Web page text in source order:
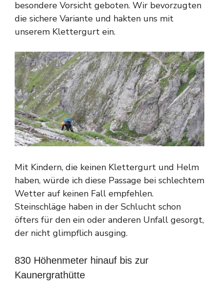
besondere Vorsicht geboten. Wir bevorzugten
die sichere Variante und hakten uns mit
unserem Klettergurt ein.
Mit Kindern, die keinen Klettergurt und Helm
haben, würde ich diese Passage bei schlechtem
Wetter auf keinen Fall empfehlen.
Steinschläge haben in der Schlucht schon
öfters für den ein oder anderen Unfall gesorgt,
der nicht glimpflich ausging.
830 Höhenmeter hinauf bis zur
Kaunergrathütte